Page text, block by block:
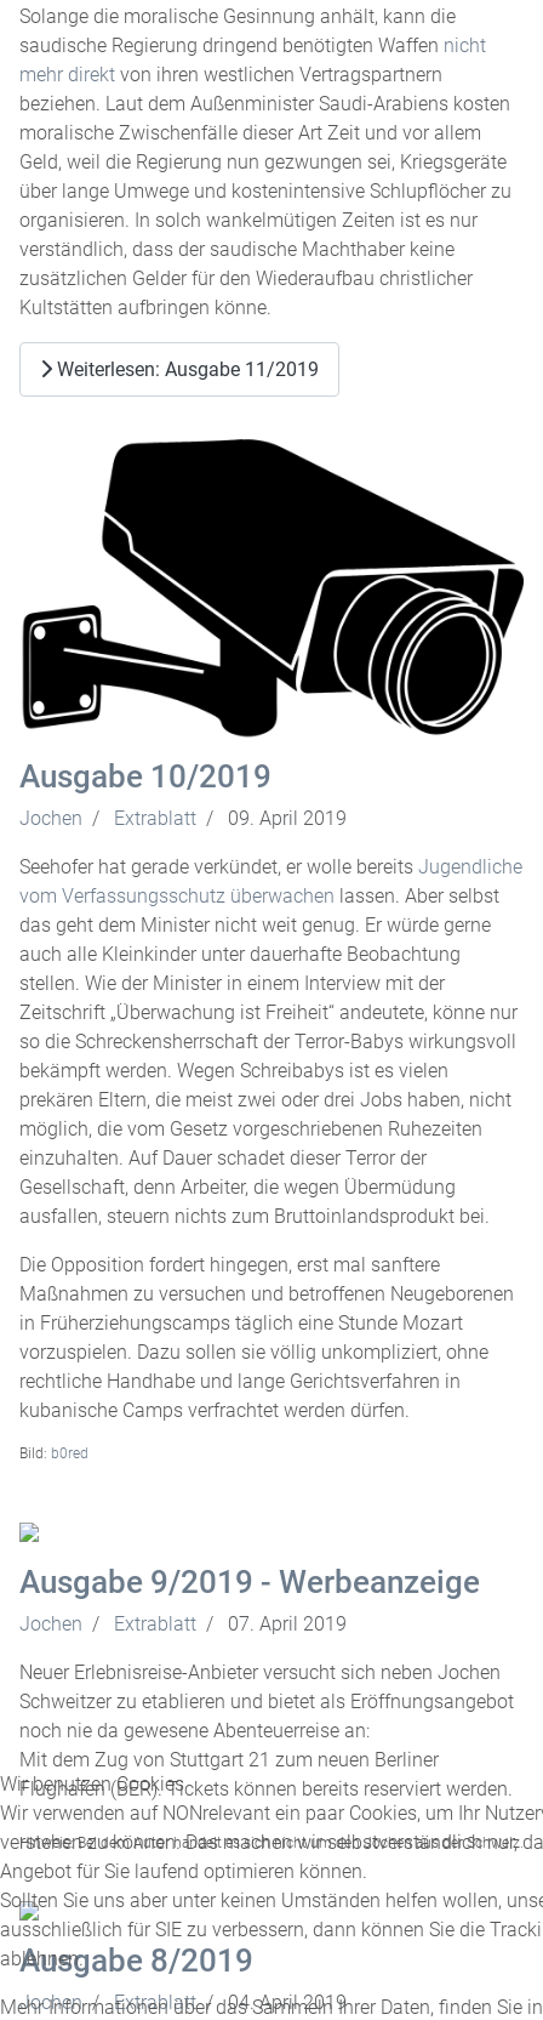
Solange die moralische Gesinnung anhält, kann die
saudische Regierung dringend benötigten Waffen nicht
mehr direkt von ihren westlichen Vertragspartnern
beziehen. Laut dem Außenminister Saudi-Arabiens kosten
moralische Zwischenfälle dieser Art Zeit und vor allem
Geld, weil die Regierung nun gezwungen sei, Kriegsgeräte
über lange Umwege und kostenintensive Schlupflöcher zu
organisieren. In solch wankelmütigen Zeiten ist es nur
verständlich, dass der saudische Machthaber keine
zusätzlichen Gelder für den Wiederaufbau christlicher
Kultstätten aufbringen könne.
Weiterlesen: Ausgabe 11/2019
Ausgabe 10/2019
Jochen Extrablatt 09. April 2019
Seehofer hat gerade verkündet, er wolle bereits Jugendliche
vom Verfassungsschutz überwachen lassen. Aber selbst
das geht dem Minister nicht weit genug. Er würde gerne
auch alle Kleinkinder unter dauerhafte Beobachtung
stellen. Wie der Minister in einem Interview mit der
Zeitschrift „Überwachung ist Freiheit“ andeutete, könne nur
so die Schreckensherrschaft der Terror-Babys wirkungsvoll
bekämpft werden. Wegen Schreibabys ist es vielen
prekären Eltern, die meist zwei oder drei Jobs haben, nicht
möglich, die vom Gesetz vorgeschriebenen Ruhezeiten
einzuhalten. Auf Dauer schadet dieser Terror der
Gesellschaft, denn Arbeiter, die wegen Übermüdung
ausfallen, steuern nichts zum Bruttoinlandsprodukt bei.
Die Opposition fordert hingegen, erst mal sanftere
Maßnahmen zu versuchen und betroffenen Neugeborenen
in Früherziehungscamps täglich eine Stunde Mozart
vorzuspielen. Dazu sollen sie völlig unkompliziert, ohne
rechtliche Handhabe und lange Gerichtsverfahren in
kubanische Camps verfrachtet werden dürfen.
Bild: b0red
Ausgabe 9/2019 - Werbeanzeige
Jochen Extrablatt 07. April 2019
Neuer Erlebnisreise-Anbieter versucht sich neben Jochen
Schweitzer zu etablieren und bietet als Eröffnungsangebot
noch nie da gewesene Abenteuerreise an:
Mit dem Zug von Stuttgart 21 zum neuen Berliner
Flughafen (BER). Tickets können bereits reserviert werden.
Hinweis: Bei dem Autor handelt es sich nicht um den Jochen aus der Schweiz.
Ausgabe 8/2019
Jochen Extrablatt 04. April 2019
Wir benutzen Cookies
Wir verwenden auf NONrelevant ein paar Cookies, um Ihr
verstehen zu können. Das machen wir selbstverständlich nur,
Angebot für Sie laufend optimieren können.
Sollten Sie uns aber unter keinen Umständen helfen wollen,
ausschließlich für SIE zu verbessern, dann können Sie die
ablehnen.
Mehr Informationen über das Sammeln Ihrer Daten, finden Sie